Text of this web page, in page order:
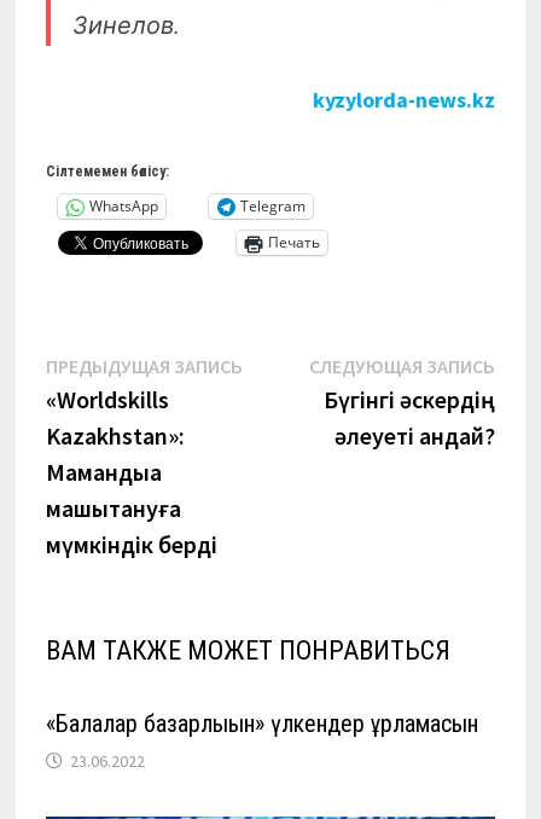
Зинелов.
kyzylorda-news.kz
Сілтемемен бөлісу:
WhatsApp
Telegram
Печать
Навигация
по
записям
ПРЕДЫДУЩАЯ ЗАПИСЬПредыдущая
«Worldskills
Kazakhstan»:
Мамандыққа
машықтануға
мүмкіндік берді
СЛЕДУЮЩАЯ ЗАПИСЬ
Бүгінгі әскердің
әлеуеті қандай?
ВАМ ТАКЖЕ МОЖЕТ ПОНРАВИТЬСЯ
«Балалар базарлығын» үлкендер ұрламасын
23.06.2022